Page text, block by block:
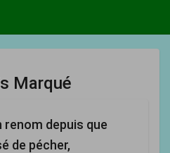
Marqué
renom depuis que
de pécher,